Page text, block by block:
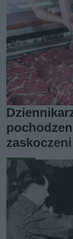
zaskoczeni